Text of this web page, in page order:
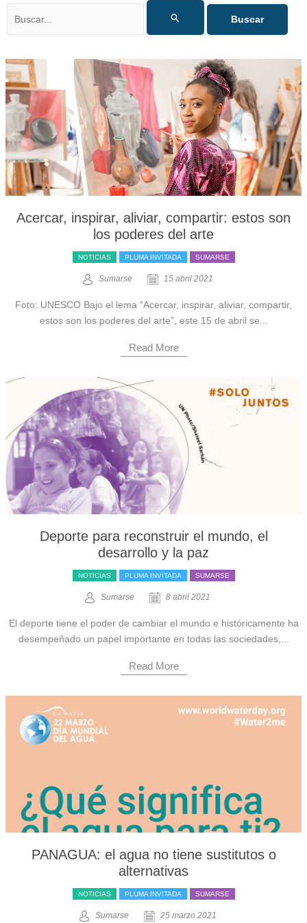
Buscar
por:
Acercar, inspirar, aliviar, compartir: estos son
los poderes del arte
NOTICIAS PLUMA INVITADA SUMARSE
Sumarse 15 abril 2021
Foto: UNESCO Bajo el lema “Acercar, inspirar, aliviar, compartir,
estos son los poderes del arte”, este 15 de abril se...
Read More
Deporte para reconstruir el mundo, el
desarrollo y la paz
NOTICIAS PLUMA INVITADA SUMARSE
Sumarse 8 abril 2021
El deporte tiene el poder de cambiar el mundo e históricamente ha
desempeñado un papel importante en todas las sociedades,...
Read More
PANAGUA: el agua no tiene sustitutos o
alternativas
NOTICIAS PLUMA INVITADA SUMARSE
Sumarse 25 marzo 2021